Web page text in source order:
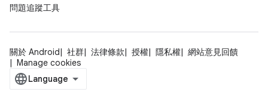
問題追蹤工具
關於 Android 社群 法律條款 授權 隱私權
網站意見回饋
Manage cookies